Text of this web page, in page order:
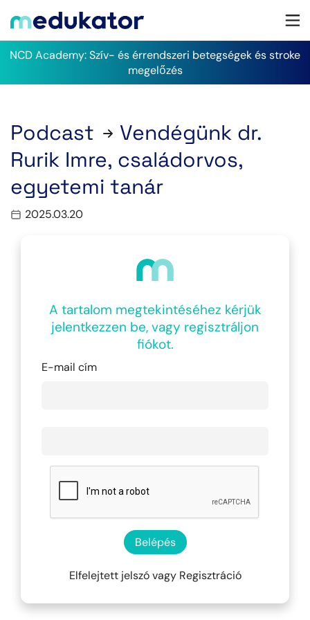
NCD Academy: Szív- és érrendszeri betegségek és stroke
megelőzés
Podcast
Vendégünk dr.
Rurik Imre, családorvos,
egyetemi tanár
2025.03.20
A tartalom megtekintéséhez kérjük
jelentkezzen be, vagy regisztráljon
fiókot.
E-mail cím
Belépés
Elfelejtett jelszóvagy Regisztráció